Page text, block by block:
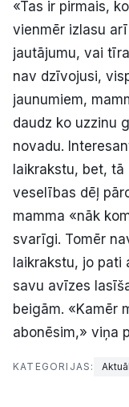
«Tas ir pirmais,
vienmēr izlasu
jautājumu, vai
nav dzīvojusi,
jaunumiem,
daudz ko uzzinu
novadu.
laikrakstu, bet,
veselības dēļ
mamma «nāk
svarīgi. Tomēr
laikrakstu, jo
savu avīzes
beigām. «Kamēr
abonēsim,» viņa
KATEGORIJAS: